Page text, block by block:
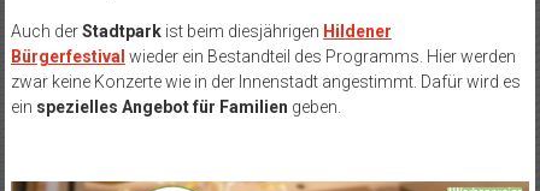
Auch derStadtparkist beim diesjährigen Hildener
Bürgerfestival wieder ein Bestandteil des Programms. Hier werden
zwar keine Konzerte wie in der Innenstadt angestimmt. Dafür wird es
ein spezielles Angebot für Familien geben.